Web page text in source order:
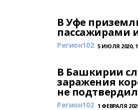
В Уфе
пассажирами
Регион102 5 ИЮЛЯ 2020,
В Башкирии
заражения
не
Регион102 1 ФЕВРАЛЯ